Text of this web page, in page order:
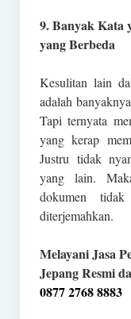
9. Banyak Kata
yang Berbeda
Kesulitan lain
adalah
Tapi ternyata
yang kerap
Justru tidak
yang lain.
dokumen
diterjemahkan.
Melayani Jasa
Jepang Resmi
0877 2768 8883